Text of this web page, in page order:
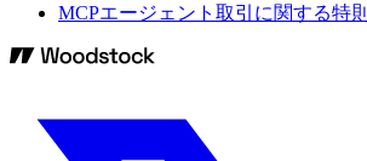
MCPエージェント取引に関する特則